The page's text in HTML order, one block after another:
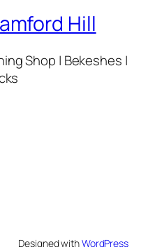
Hill
Shop | Bekeshes |
Designed withWordPress